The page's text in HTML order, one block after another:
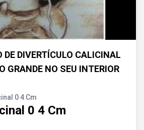
DIVERTÍCULO CALICINAL
GRANDE NO SEU INTERIOR
0 4 Cm
0 4 Cm